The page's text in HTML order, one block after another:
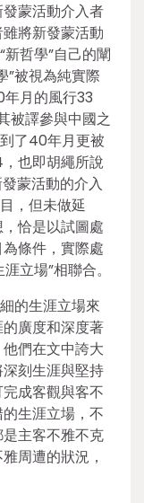
蒙活動介入者
將新發蒙活動
哲學”自己的闡
”被視為純實際
年月的風行33
被譯參與中國之
了40年月更被
也即胡繩所說
蒙活動的介入
，但未做延
恰是以試圖處
條件，實際處
立場”相聯合。
的生涯立場來
廣度和深度著
們在文中誇大
刻生涯與堅持
成客觀與客不
生涯立場，不
主客不雅不克
周遭的狀況，